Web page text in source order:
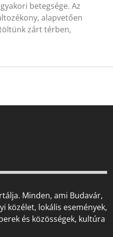
betegsége. Az
alapvetően
zárt térben,
Minden, ami Budavár,
közélet, lokális események,
és közösségek, kultúra